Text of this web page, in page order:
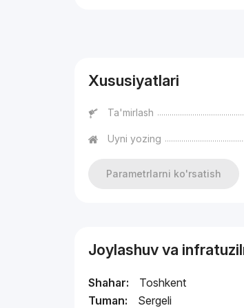
Xususiyatlari
Ta'mirlash
Uyni yozing
Parametrlarni ko'rsatish
Joylashuv va
Shahar:
Toshkent
Tuman:
Sergeli